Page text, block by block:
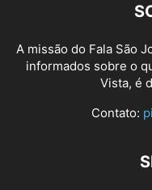
A missão do Fala São
informados sobre o
Vista, é
Contato: